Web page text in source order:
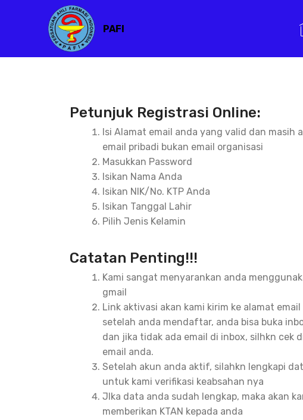
PAFI
Petunjuk Registrasi Online:
Isi Alamat email anda yang valid dan masih
email pribadi bukan email organisasi
Masukkan Password
Isikan Nama Anda
Isikan NIK/No. KTP Anda
Isikan Tanggal Lahir
Pilih Jenis Kelamin
Catatan Penting!!!
Kami sangat menyarankan anda
gmail
Link aktivasi akan kami kirim ke alamat
setelah anda mendaftar, anda bisa buka
dan jika tidak ada email di inbox, silhkn cek
email anda.
Setelah akun anda aktif, silahkn lengkapi
untuk kami verifikasi keabsahan nya
JIka data anda sudah lengkap, maka akan
memberikan KTAN kepada anda